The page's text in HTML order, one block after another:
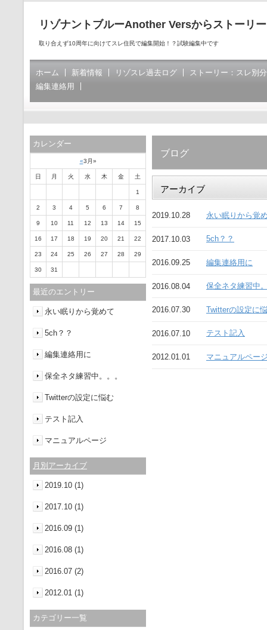
リゾナントブルーAnother Versからストーリ
取り合えず10周年に向けてスレ住民で編集開始！？試験編集中です
ホーム 新着情報 リゾスレ過去ログ
ストーリー：スレ別
編集連絡用
ブログ
アーカイブ
2019.10.28 永い眠りから覚
2017.10.03 5ch？？
2016.09.25 編集連絡用に
2016.08.04 保全ネタ練習中
2016.07.30 Twitterの設定に
2016.07.10 テスト記入
2012.01.01 マニュアルペー
カレンダー
«3月»
日 月 火 水 木 金 土
1
2 3 4 5 6 7 8
9 10 11 12 13 14 15
16 17 18 19 20 21 22
23 24 25 26 27 28 29
30 31
最近のエントリー
永い眠りから覚めて
5ch？？
編集連絡用に
保全ネタ練習中。。。
Twitterの設定に悩む
テスト記入
マニュアルページ
月別アーカイブ
2019.10 (1)
2017.10 (1)
2016.09 (1)
2016.08 (1)
2016.07 (2)
2012.01 (1)
カテゴリー一覧